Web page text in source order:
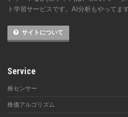
ト学習サービスです。AI分析もやってます
サイトについて
Service
株センサー
株価アルゴリズム